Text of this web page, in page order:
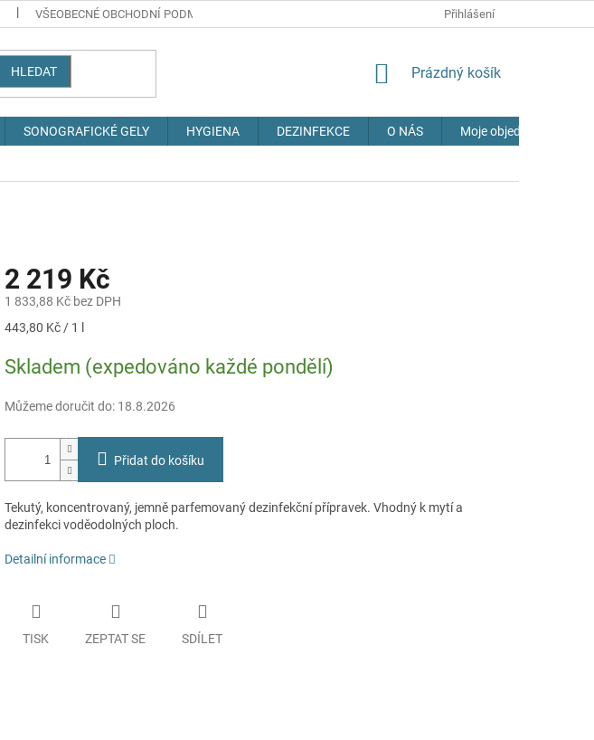
VŠEOBECNÉ OBCHODNÍ PODMÍNKY DOPRAVA
Přihlášení
HLEDAT
NÁKUPNÍ
Prázdný košík
SONOGRAFICKÉ GELY HYGIENA DEZINFEKCE O NÁS Moje objednávka
2 219 Kč
1 833,88 Kč bez DPH
Měrná
443,80 Kč / 1 l
Skladem (expedováno každé pondělí)
Můžeme doručit do: 18.8.2026
Přidat do košíku
Tekutý, koncentrovaný, jemně parfemovaný dezinfekční přípravek. Vhodný k mytí a
dezinfekci voděodolných ploch.
Detailní informace
TISK ZEPTAT SE SDÍLET